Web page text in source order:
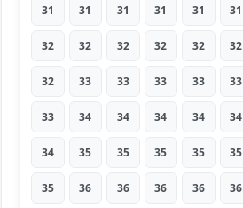
31 31 31 31 31 31
32 32 32 32 32 32
32 33 33 33 33 33
33 34 34 34 34 34
34 35 35 35 35 35
35 36 36 36 36 36